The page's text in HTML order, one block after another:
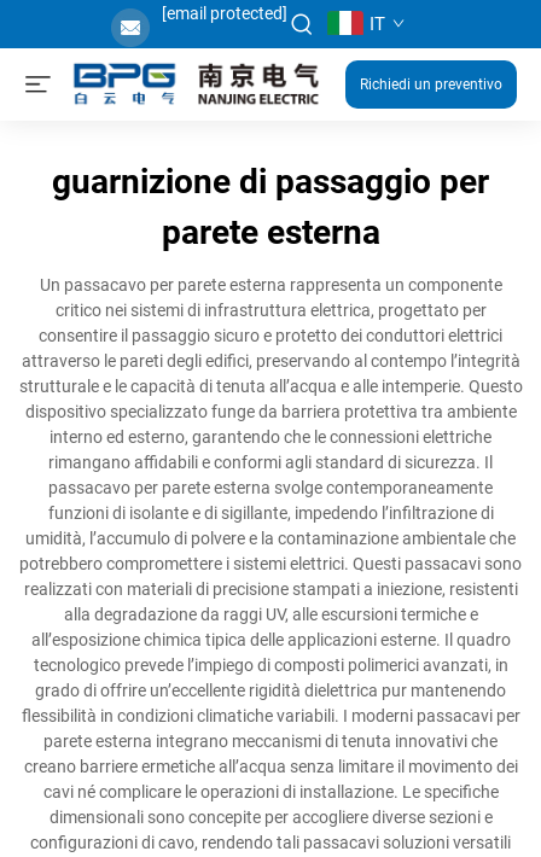
[email protected] IT
Richiedi un preventivo
guarnizione di passaggio per
parete esterna
Un passacavo per parete esterna rappresenta un componente
critico nei sistemi di infrastruttura elettrica, progettato per
consentire il passaggio sicuro e protetto dei conduttori elettrici
attraverso le pareti degli edifici, preservando al contempo l’integrità
strutturale e le capacità di tenuta all’acqua e alle intemperie. Questo
dispositivo specializzato funge da barriera protettiva tra ambiente
interno ed esterno, garantendo che le connessioni elettriche
rimangano affidabili e conformi agli standard di sicurezza. Il
passacavo per parete esterna svolge contemporaneamente
funzioni di isolante e di sigillante, impedendo l’infiltrazione di
umidità, l’accumulo di polvere e la contaminazione ambientale che
potrebbero compromettere i sistemi elettrici. Questi passacavi sono
realizzati con materiali di precisione stampati a iniezione, resistenti
alla degradazione da raggi UV, alle escursioni termiche e
all’esposizione chimica tipica delle applicazioni esterne. Il quadro
tecnologico prevede l’impiego di composti polimerici avanzati, in
grado di offrire un’eccellente rigidità dielettrica pur mantenendo
flessibilità in condizioni climatiche variabili. I moderni passacavi per
parete esterna integrano meccanismi di tenuta innovativi che
creano barriere ermetiche all’acqua senza limitare il movimento dei
cavi né complicare le operazioni di installazione. Le specifiche
dimensionali sono concepite per accogliere diverse sezioni e
configurazioni di cavo, rendendo tali passacavi soluzioni versatili